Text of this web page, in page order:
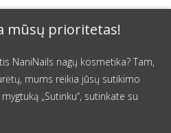
mūsų prioritetas!
NaniNails nagų kosmetika? Tam,
mums reikia jūsų sutikimo
„Sutinku“, sutinkate su